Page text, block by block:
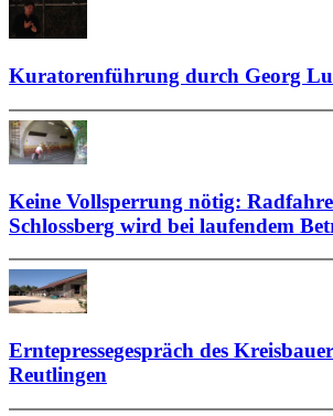
Kuratorenführung durch Georg
Keine Vollsperrung nötig:
Schlossberg wird bei laufendem
Erntepressegespräch des
Reutlingen